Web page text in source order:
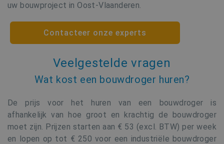
uw bouwproject in Oost-Vlaanderen.
Contacteer onze experts
Veelgestelde vragen
Wat kost een bouwdroger huren?
De prijs voor het huren van een bouwdroger is
afhankelijk van hoe groot en krachtig de bouwdroger
moet zijn. Prijzen starten aan € 53 (excl. BTW) per week
en lopen op tot € 250 voor een industriële bouwdroger